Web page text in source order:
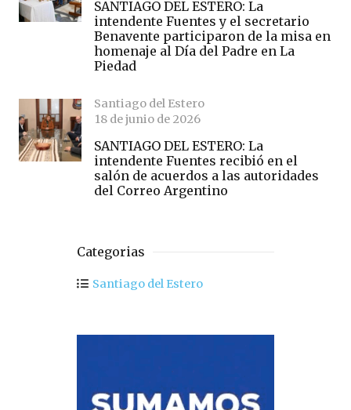
SANTIAGO DEL ESTERO: La
intendente Fuentes y el secretario
Benavente participaron de la misa en
homenaje al Día del Padre en La
Piedad
Santiago del Estero
18 de junio de 2026
SANTIAGO DEL ESTERO: La
intendente Fuentes recibió en el
salón de acuerdos a las autoridades
del Correo Argentino
Categorias
Santiago del Estero